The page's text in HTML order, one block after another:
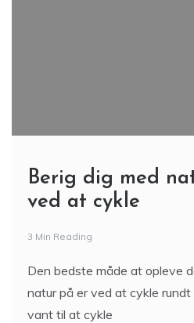
Berig dig med
ved at cykle
3 Min Reading
Den bedste måde at opleve
natur på er ved at cykle
vant til at cykle